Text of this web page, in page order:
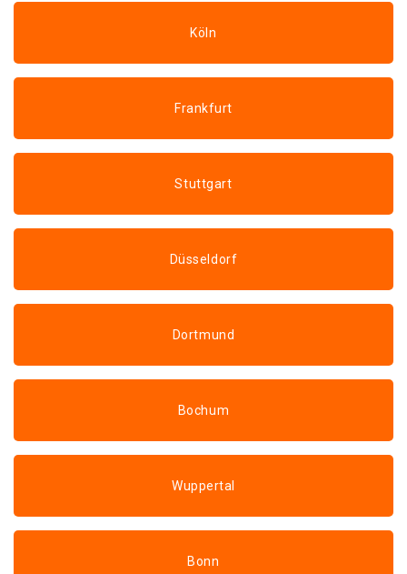
Köln
Frankfurt
Stuttgart
Düsseldorf
Dortmund
Bochum
Wuppertal
Bonn